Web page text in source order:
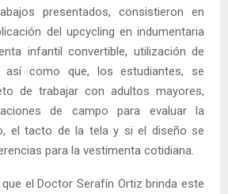
presentados, consistieron en
del upcycling en indumentaria
infantil convertible, utilización de
así como que, los estudiantes, se
de trabajar con adultos mayores,
de campo para evaluar la
el tacto de la tela y si el diseño se
para la vestimenta cotidiana.
el Doctor Serafín Ortiz brinda este